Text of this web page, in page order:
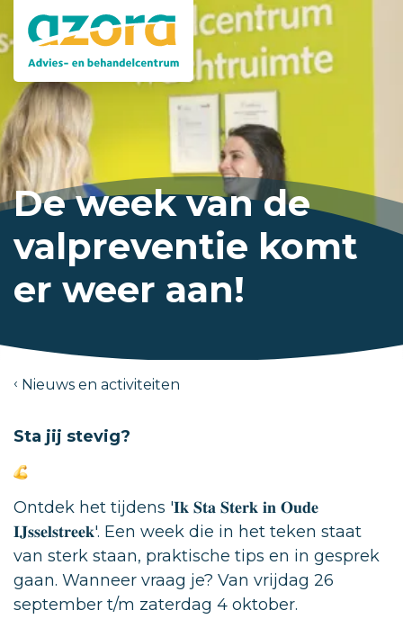
De week van de
valpreventie komt
er weer aan!
Nieuws en activiteiten
Sta jij stevig?
Ontdek het tijdens '𝐈𝐤 𝐒𝐭𝐚 𝐒𝐭𝐞𝐫𝐤 𝐢𝐧 𝐎𝐮𝐝𝐞
𝐈𝐉𝐬𝐬𝐞𝐥𝐬𝐭𝐫𝐞𝐞𝐤'. Een week die in het teken staat
van sterk staan, praktische tips en in gesprek
gaan. Wanneer vraag je? Van vrijdag 26
september t/m zaterdag 4 oktober.